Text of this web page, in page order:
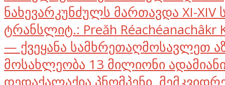
ნახევარკუნძულს მართავდა XI-XIV
ტრანსლიტ.: Preăh Réachéanachâkr
— ქვეყანა სამხრეთაღმოსავლეთ
მოსახლეობა 13 მილიონი